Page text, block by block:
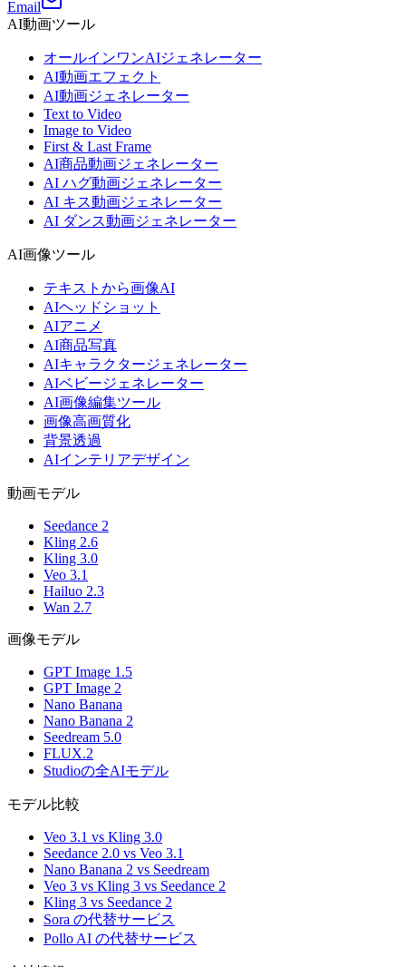
Email
AI動画ツール
オールインワンAIジェネレーター
AI動画エフェクト
AI動画ジェネレーター
Text to Video
Image to Video
First & Last Frame
AI商品動画ジェネレーター
AI ハグ動画ジェネレーター
AI キス動画ジェネレーター
AI ダンス動画ジェネレーター
AI画像ツール
テキストから画像AI
AIヘッドショット
AIアニメ
AI商品写真
AIキャラクタージェネレーター
AIベビージェネレーター
AI画像編集ツール
画像高画質化
背景透過
AIインテリアデザイン
動画モデル
Seedance 2
Kling 2.6
Kling 3.0
Veo 3.1
Hailuo 2.3
Wan 2.7
画像モデル
GPT Image 1.5
GPT Image 2
Nano Banana
Nano Banana 2
Seedream 5.0
FLUX.2
Studioの全AIモデル
モデル比較
Veo 3.1 vs Kling 3.0
Seedance 2.0 vs Veo 3.1
Nano Banana 2 vs Seedream
Veo 3 vs Kling 3 vs Seedance 2
Kling 3 vs Seedance 2
Sora の代替サービス
Pollo AI の代替サービス